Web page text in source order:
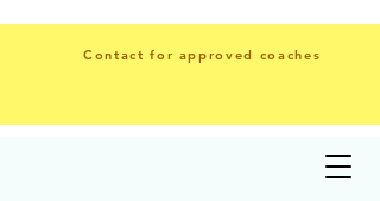
Contact for approved coaches